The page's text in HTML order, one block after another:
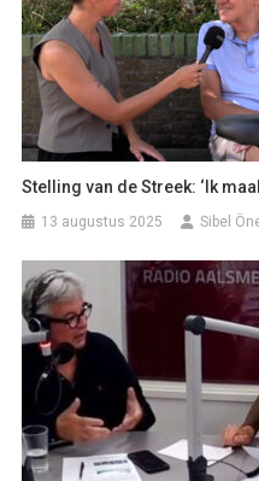
Stelling van de Streek: ‘Ik
13 augustus 2025 Sibel